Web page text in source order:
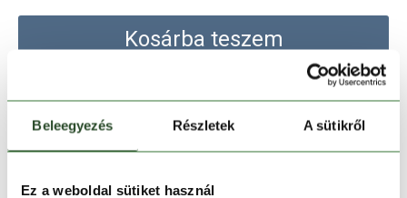
Beleegyezés Részletek A sütikről
Ez a weboldal sütiket használ
Kosárba teszem
Melyik üzletben elérhető|Foglalás